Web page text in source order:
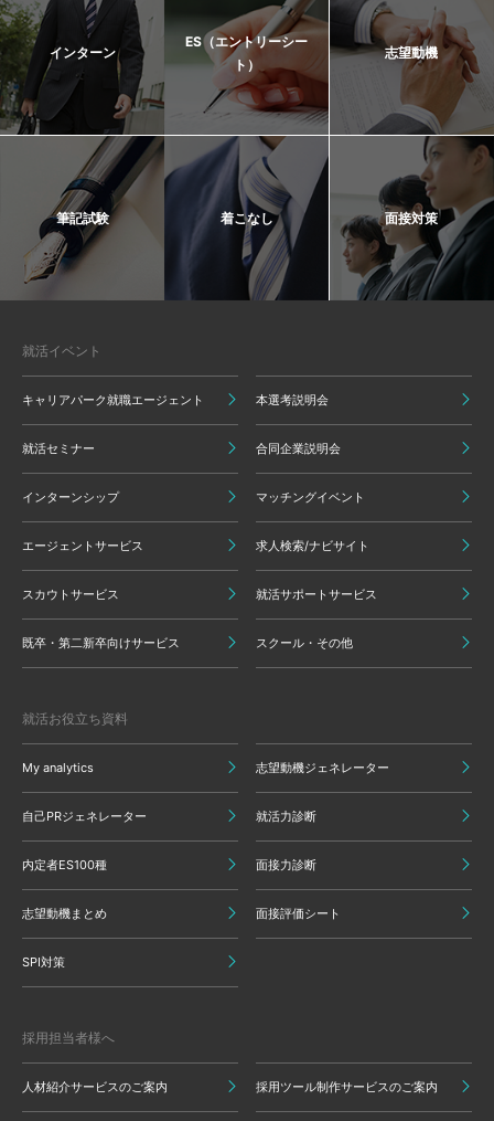
インターン
ES（エントリーシー
ト）
志望動機
筆記試験 着こなし 面接対策
就活イベント
キャリアパーク就職エージェント 本選考説明会
就活セミナー 合同企業説明会
インターンシップ マッチングイベント
エージェントサービス 求人検索/ナビサイト
スカウトサービス 就活サポートサービス
既卒・第二新卒向けサービス スクール・その他
就活お役立ち資料
My analytics 志望動機ジェネレーター
自己PRジェネレーター 就活力診断
内定者ES100種 面接力診断
志望動機まとめ 面接評価シート
SPI対策
採用担当者様へ
人材紹介サービスのご案内 採用ツール制作サービスのご案内